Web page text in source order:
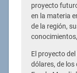
proyecto
en la materia
de la región,
El proyecto
dólares, de